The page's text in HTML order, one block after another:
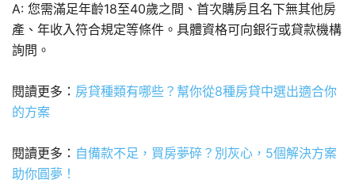
A: 您需滿足年齡18至40歲之間、首次購房且名下無其他房
產、年收入符合規定等條件。具體資格可向銀行或貸款機構
詢問。
閱讀更多： 房貸種類有哪些？幫你從8種房貸中選出適合你
的方案
閱讀更多： 自備款不足，買房夢碎？別灰心，5個解決方案
助你圓夢！